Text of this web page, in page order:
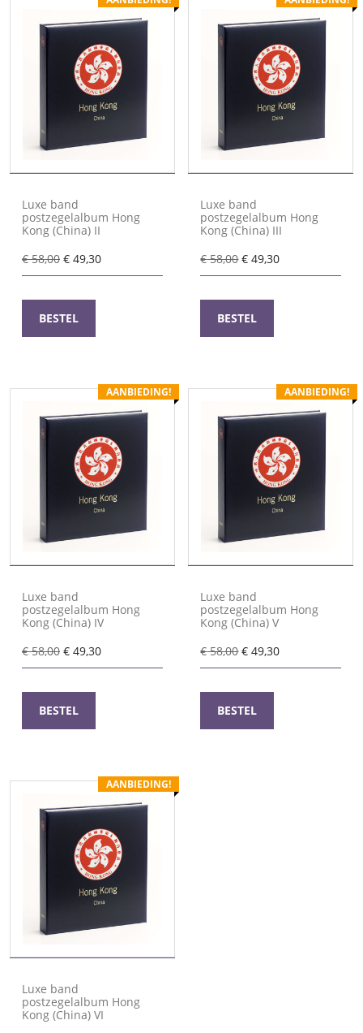
Luxe band
postzegelalbum Hong
Kong (China) II
€58,00 Oorspronkelijke
prijs
€ 58,00.
€ 49,30Huidige
prijs
BESTEL
Luxe band
postzegelalbum Hong
Kong (China) III
€58,00Oorspronkelijke
prijs
€ 58,00.
€ 49,30Huidige
prijs
BESTEL
AANBIEDING!
Luxe band
postzegelalbum Hong
Kong (China) IV
€58,00 Oorspronkelijke
prijs
€ 58,00.
€ 49,30Huidige
prijs
BESTEL
AANBIEDING!
Luxe band
postzegelalbum Hong
Kong (China) V
€58,00Oorspronkelijke
prijs
€ 58,00.
€ 49,30Huidige
prijs
BESTEL
AANBIEDING!
Luxe band
postzegelalbum Hong
Kong (China) VI